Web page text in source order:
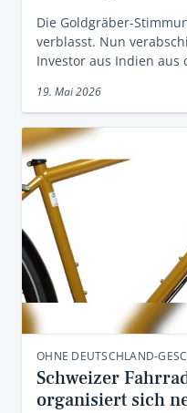
Die Goldgräber-
verblasst. Nun
Investor aus Indien aus
19. Mai 2026
OHNE DEUTSCHLAND-
Schweizer
organisiert sich